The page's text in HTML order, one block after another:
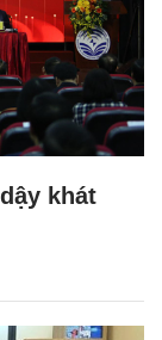
khát